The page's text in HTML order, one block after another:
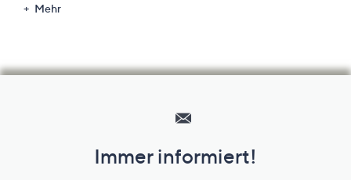
Weil Ernährung und das
NutraLinea® setzt da an, wo der Körper Unterstützung braucht: Hilfe beim
Entwickelt mit
Mehr
Unternehmensinformationen
Immer informiert!